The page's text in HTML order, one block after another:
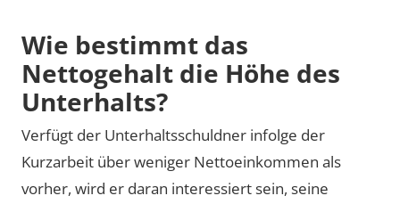
Wie bestimmt das
Nettogehalt die Höhe des
Unterhalts?
Verfügt der Unterhaltsschuldner infolge der
Kurzarbeit über weniger Nettoeinkommen als
vorher, wird er daran interessiert sein, seine